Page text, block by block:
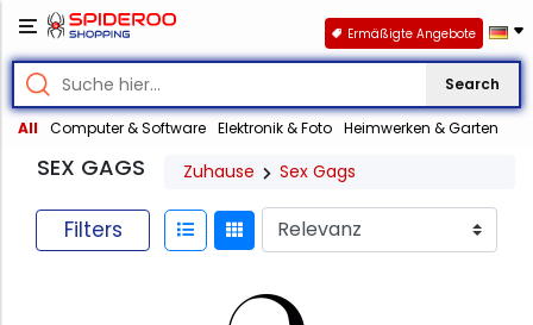
Search
All Computer & Software Elektronik & Foto Heimwerken & Garten
Ermäßigte Angebote
SEX GAGS Zuhause Sex Gags
Filters